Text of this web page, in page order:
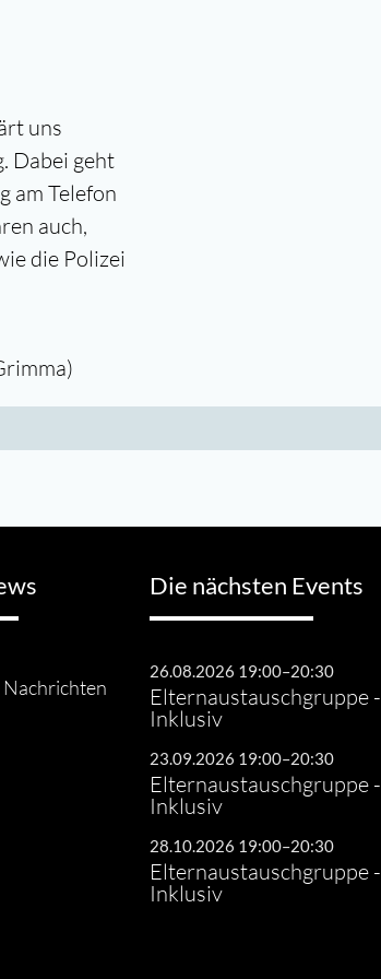
uns
Dabei geht
am Telefon
auch,
die Polizei
Nachrichten
Die nächsten Events
26.08.2026 19:00–20:30
Elternaustauschgruppe -
Inklusiv
23.09.2026 19:00–20:30
Elternaustauschgruppe -
Inklusiv
28.10.2026 19:00–20:30
Elternaustauschgruppe -
Inklusiv